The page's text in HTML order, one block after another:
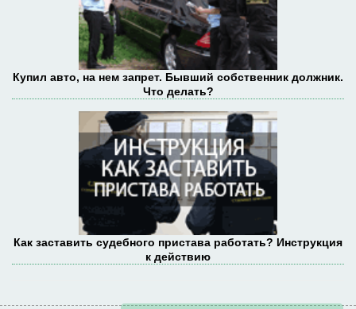
Купил авто, на нем запрет. Бывший собственник должник.
Что делать?
Как заставить судебного пристава работать? Инструкция
к действию